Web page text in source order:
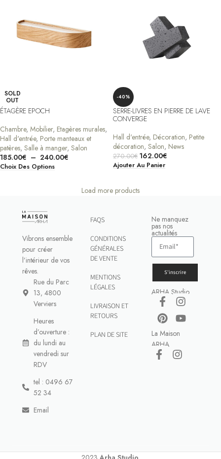
SOLD
OUT
ÉTAGÈRE EPOCH
Chambre, Mobilier, Etagères murales,
Hall d'entrée, Porte manteaux et
patères, Salle à manger, Salon
185.00€ – 240.00€
Choix Des Options
-40%
SERRE-LIVRES EN PIERRE DE LAVE
CONVERGE
Hall d'entrée, Décoration, Petite
décoration, Salon, News
270.00€ 162.00€
Ajouter Au Panier
Load more products
Vibrons ensemble
pour créer
l’intérieur de vos
rêves.
Rue du Parc
13, 4800
Verviers
Heures
d’ouverture :
du lundi au
vendredi sur
RDV
tel : 0496 67
52 34
Email
FAQS
CONDITIONS
GÉNÉRALES
DE VENTE
MENTIONS
LÉGALES
LIVRAISON ET
RETOURS
PLAN DE SITE
Ne manquez
pas nos
actualités
S'inscrire
ARHA Studio
La Maison
ARHA